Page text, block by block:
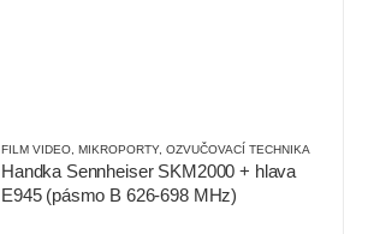
FILM VIDEO MIKROPORTY, OZVUČOVACÍ TECHNIKA
Handka Sennheiser SKM2000 + hlava
E945 (pásmo B 626-698 MHz)